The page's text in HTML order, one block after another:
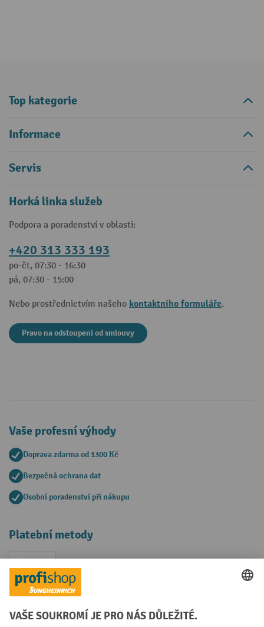
Top kategorie
Informace
Servis
Horká linka služeb
Podpora a poradenství v oblasti:
+420 313 333 193
po-čt, 07:30 - 16:30
pá, 07:30 - 15:00
Nebo prostřednictvím našeho kontaktního formuláře.
Pravo na odstoupeni od smlouvy
Vaše profesní výhody
Doprava zdarma od 1300 Kč
Bezpečná ochrana dat
Osobní poradenství při nákupu
Platební metody
Faktura
Sociální sítě